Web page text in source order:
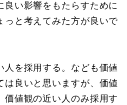
良い影響をもたらすために
っと考えてみた方が良いで
人を採用する。なども価値
は良いと思いますが、価値
価値観の近い人のみ採用す